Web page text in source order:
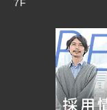
7F